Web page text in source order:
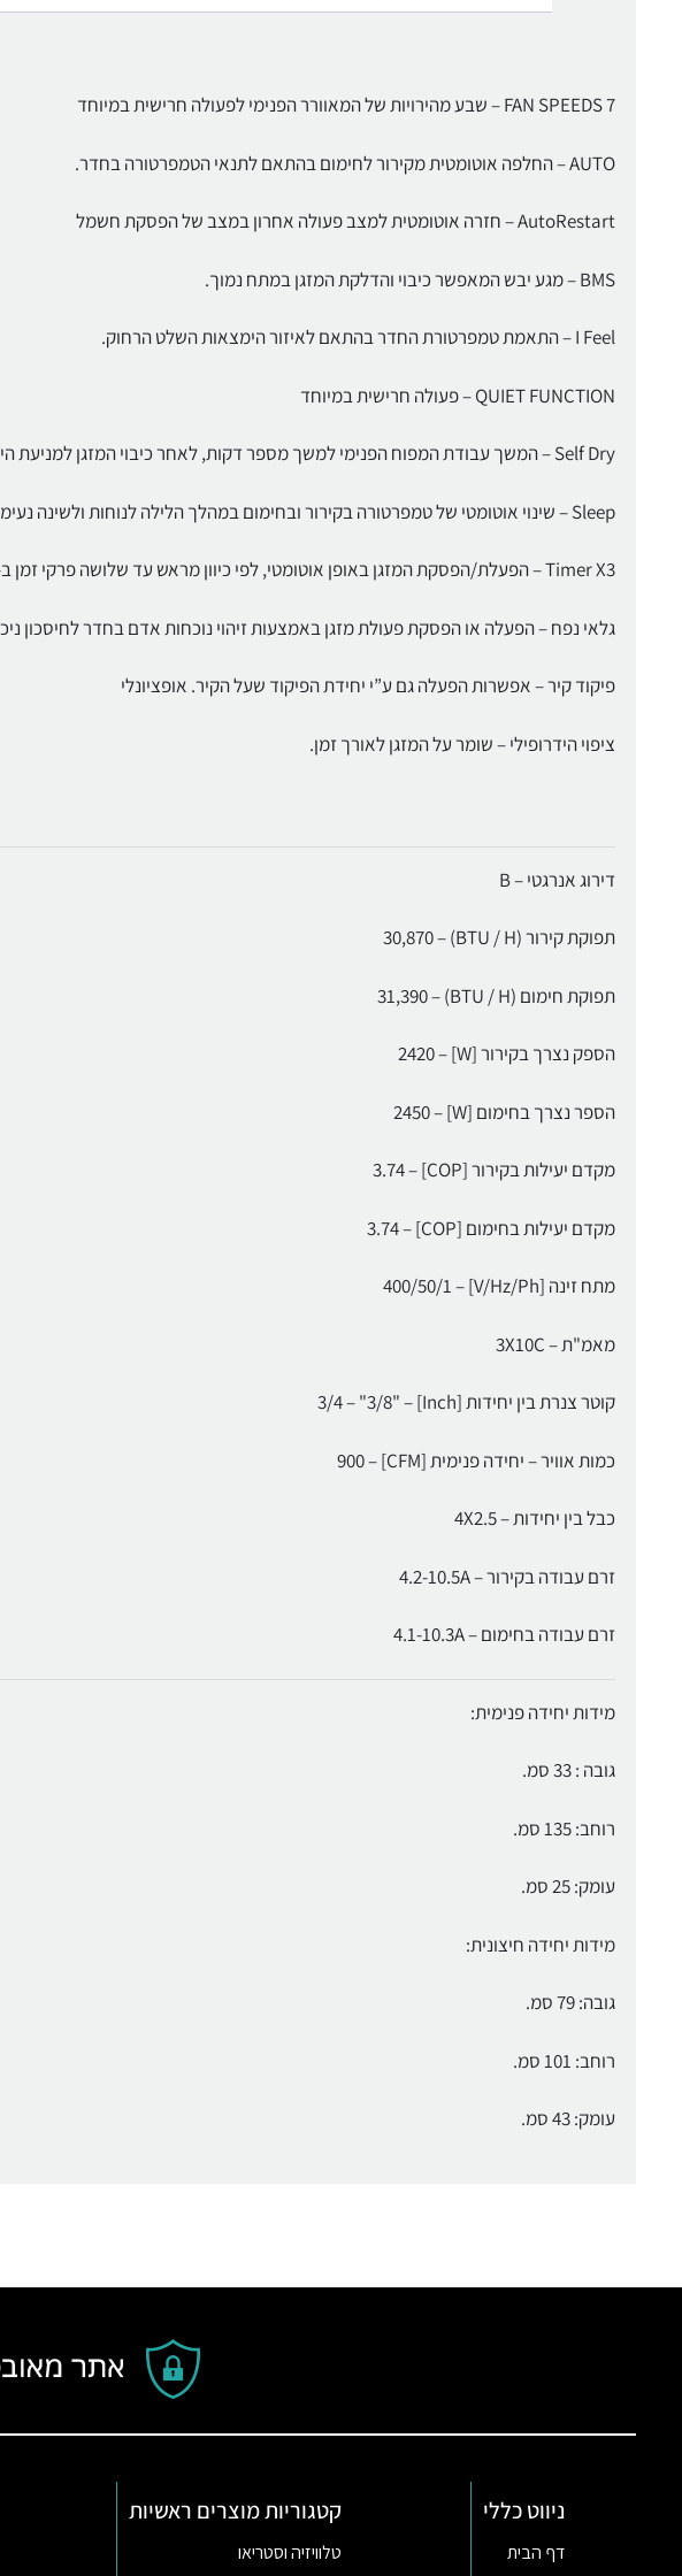
7 FAN SPEEDS – שבע מהירויות של המאוורר הפנימי לפעולה חרישית במיוחד
AUTO – החלפה אוטומטית מקירור לחימום בהתאם לתנאי הטמפרטורה בחדר.
AutoRestart – חזרה אוטומטית למצב פעולה אחרון במצב של הפסקת חשמל
BMS – מגע יבש המאפשר כיבוי והדלקת המזגן במתח נמוך.
I Feel – התאמת טמפרטורת החדר בהתאם לאיזור הימצאות השלט הרחוק.
QUIET FUNCTION – פעולה חרישית במיוחד
Self Dry – המשך עבודת המפוח הפנימי למשך מספר דקות, לאחר כיבוי המזגן למניעת היווצרות פטרת
Sleep – שינוי אוטומטי של טמפרטורה בקירור ובחימום במהלך הלילה לנוחות ולשינה נעימה.
Timer X3 – הפעלת/הפסקת המזגן באופן אוטומטי, לפי כיוון מראש עד שלושה פרקי זמן ב-24 שעות.
גלאי נפח – הפעלה או הפסקת פעולת מזגן באמצעות זיהוי נוכחות אדם בחדר לחיסכון
פיקוד קיר – אפשרות הפעלה גם ע”י יחידת הפיקוד שעל הקיר. אופציונלי
ציפוי הידרופילי – שומר על המזגן לאורך זמן.
דירוג אנרגטי – B
תפוקת קירור (BTU / H) – 30,870
תפוקת חימום (BTU / H) – 31,390
הספק נצרך בקירור [W] – 2420
הספר נצרך בחימום [W] – 2450
מקדם יעילות בקירור [COP] – 3.74
מקדם יעילות בחימום [COP] – 3.74
מתח זינה [V/Hz/Ph] – 400/50/1
מאמ"ת – 3X10C
קוטר צנרת בין יחידות [Inch] – "3/4 – "3/8
כמות אוויר – יחידה פנימית [CFM] – 900
כבל בין יחידות – 4X2.5
זרם עבודה בקירור – 4.2-10.5A
זרם עבודה בחימום – 4.1-10.3A
מידות יחידה פנימית:
גובה : 33 סמ.
רוחב: 135 סמ.
עומק: 25 סמ.
מידות יחידה חיצונית:
גובה: 79 סמ.
רוחב: 101 סמ.
עומק: 43 סמ.
ניווט כללי
דף הבית
קטגוריות מוצרים ראשיות
טלוויזיה וסטריאו